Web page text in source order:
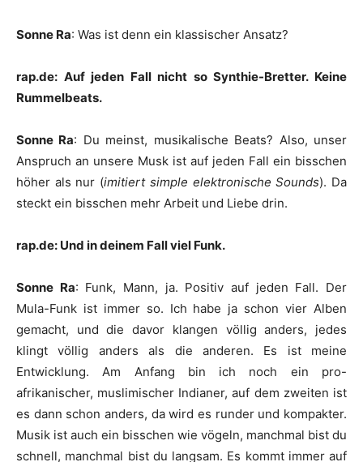
Sonne Ra: Was ist denn ein klassischer Ansatz?
rap.de: Auf jeden Fall nicht so Synthie-Bretter. Keine
Rummelbeats.
Sonne Ra: Du meinst, musikalische Beats? Also, unser
Anspruch an unsere Musk ist auf jeden Fall ein bisschen
höher als nur (imitiert simple elektronische Sounds). Da
steckt ein bisschen mehr Arbeit und Liebe drin.
rap.de: Und in deinem Fall viel Funk.
Sonne Ra: Funk, Mann, ja. Positiv auf jeden Fall. Der
Mula-Funk ist immer so. Ich habe ja schon vier Alben
gemacht, und die davor klangen völlig anders, jedes
klingt völlig anders als die anderen. Es ist meine
Entwicklung. Am Anfang bin ich noch ein pro-
afrikanischer, muslimischer Indianer, auf dem zweiten ist
es dann schon anders, da wird es runder und kompakter.
Musik ist auch ein bisschen wie vögeln, manchmal bist du
schnell, manchmal bist du langsam. Es kommt immer auf